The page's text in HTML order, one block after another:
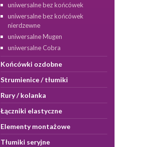
uniwersalne bez końcówek
uniwersalne bez końcówek
nierdzewne
uniwersalne Mugen
uniwersalne Cobra
Końcówki ozdobne
Strumienice / tłumiki
Rury / kolanka
Łączniki elastyczne
Elementy montażowe
Tłumiki seryjne